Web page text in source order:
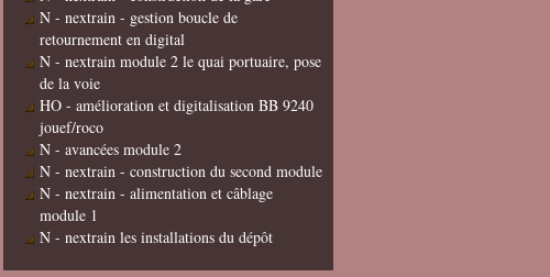
N - nextrain - gestion boucle de
retournement en digital
N - nextrain module 2 le quai portuaire, pose
de la voie
HO - amélioration et digitalisation BB 9240
jouef/roco
N - avancées module 2
N - nextrain - construction du second module
N - nextrain - alimentation et câblage
module 1
N - nextrain les installations du dépôt